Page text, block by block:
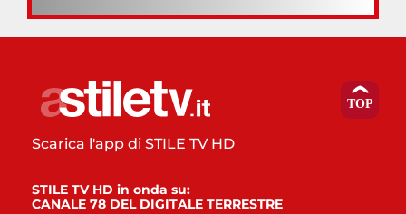
Scarica l'app di STILE TV HD
STILE TV HD in onda su:
CANALE 78 DEL DIGITALE TERRESTRE